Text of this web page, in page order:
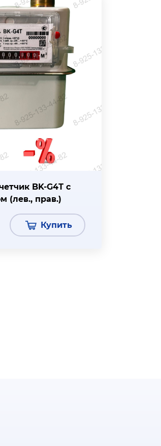
BK-G4Т с
(лев., прав.)
Купить